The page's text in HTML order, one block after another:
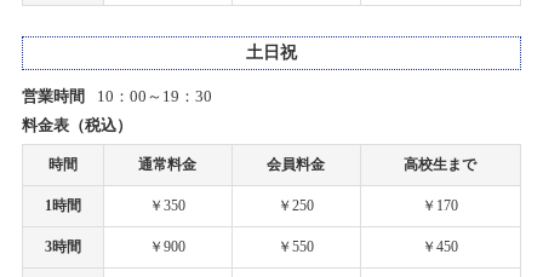
2020/02/28
2020/02/03
ホビーショップタムタム札幌店開店のお知らせ
2019/12/03
上里店カーペットドリフトサーキットをノンジャンルサーキットへ移
タムタム札幌店「模型最前線2025～春のスケールモデル～」開
催！
2025/04/01(火)～2025/07/13(日)
カテゴリ：プラモデル
お客様感謝祭2025冬プレゼント当選発表のお知らせ
2025/03/08(土)
カテゴリ：キャンペーン
土日祝
営業時間
10：00～19：30
料金表（税込）
時間 通常料金 会員料金 高校生まで
1時間 ￥350 ￥250 ￥170
3時間 ￥900 ￥550 ￥450